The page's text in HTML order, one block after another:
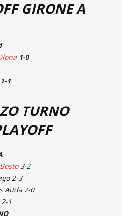
GIRONE A
TURNO
Bosto3-2
2-3
Adda 2-0
1